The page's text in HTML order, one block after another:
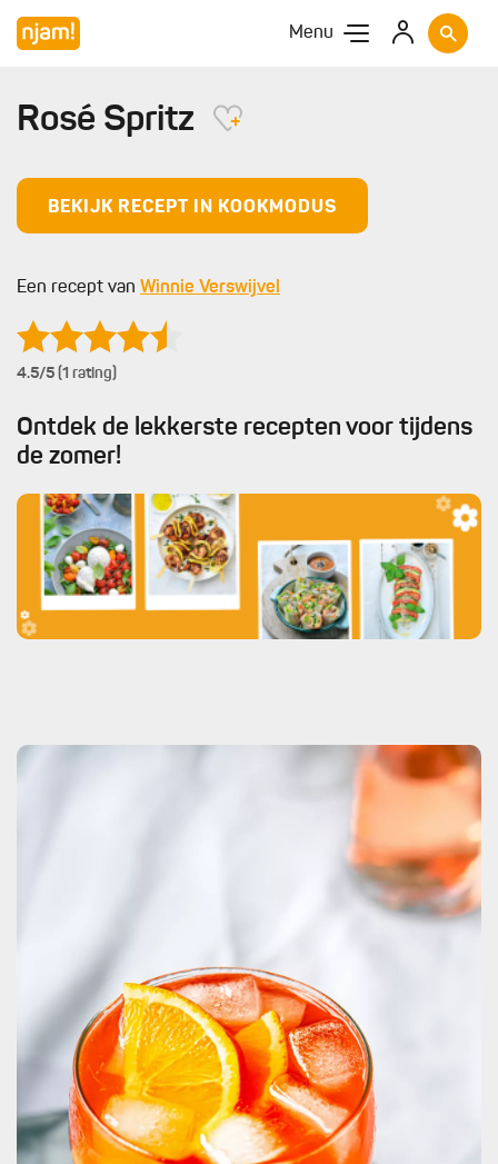
Menu
Rosé Spritz
BEKIJK RECEPT IN KOOKMODUS
Een recept van Winnie Verswijvel
4.5/5 (1 rating)
Ontdek de lekkerste recepten voor tijdens
de zomer!